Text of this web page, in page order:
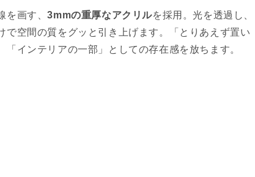
を画す、3mmの重厚なアクリルを採用。光を透過し、
で空間の質をグッと引き上げます。「とりあえず置い
「インテリアの一部」としての存在感を放ちます。